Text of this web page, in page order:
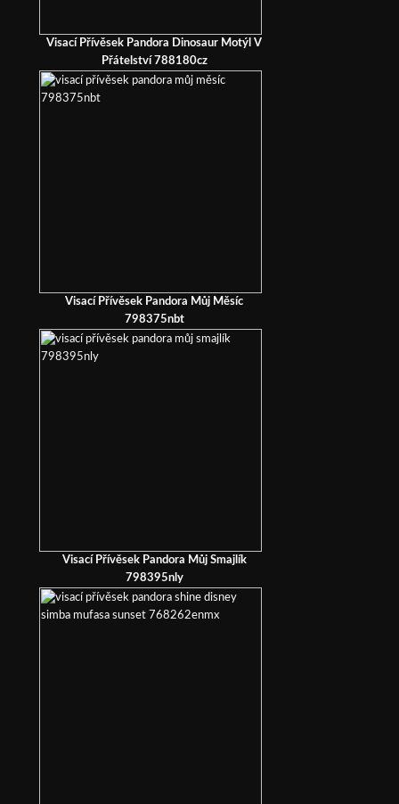
Visací Přívěsek Pandora Dinosaur Motýl V
Přátelství 788180cz
Visací Přívěsek Pandora Můj Měsíc
798375nbt
Visací Přívěsek Pandora Můj Smajlík
798395nly